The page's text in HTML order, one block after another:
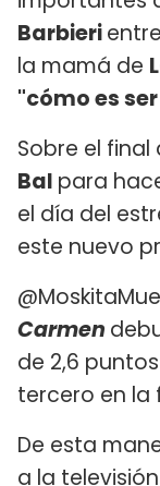
Barbieri
la mamá de
"cómo es
Sobre el
Bal para
el día del
este nuevo
Carmen
de 2,6
tercero en la
De esta
a la